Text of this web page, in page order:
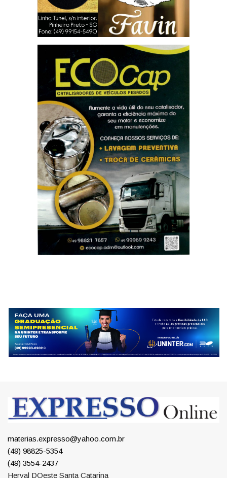
materias.expresso@yahoo.com.br
(49) 98825-5354
(49) 3554-2437
Herval DOeste Santa Catarina